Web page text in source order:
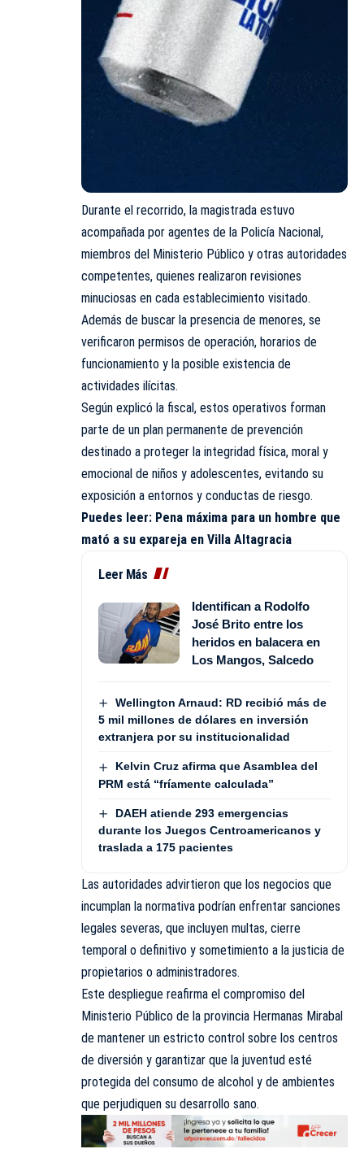
Durante el recorrido, la magistrada estuvo
acompañada por agentes de la Policía Nacional,
miembros del Ministerio Público y otras autoridades
competentes, quienes realizaron revisiones
minuciosas en cada establecimiento visitado.
Además de buscar la presencia de menores, se
verificaron permisos de operación, horarios de
funcionamiento y la posible existencia de
actividades ilícitas.
Según explicó la fiscal, estos operativos forman
parte de un plan permanente de prevención
destinado a proteger la integridad física, moral y
emocional de niños y adolescentes, evitando su
exposición a entornos y conductas de riesgo.
Puedes leer: Pena máxima para un hombre que
mató a su expareja en Villa Altagracia
Leer Más
Identifican a Rodolfo
José Brito entre los
heridos en balacera en
Los Mangos, Salcedo
Wellington Arnaud: RD recibió más de
5 mil millones de dólares en inversión
extranjera por su institucionalidad
Kelvin Cruz afirma que Asamblea del
PRM está “fríamente calculada”
DAEH atiende 293 emergencias
durante los Juegos Centroamericanos y
traslada a 175 pacientes
Las autoridades advirtieron que los negocios que
incumplan la normativa podrían enfrentar sanciones
legales severas, que incluyen multas, cierre
temporal o definitivo y sometimiento a la justicia de
propietarios o administradores.
Este despliegue reafirma el compromiso del
Ministerio Público de la provincia Hermanas Mirabal
de mantener un estricto control sobre los centros
de diversión y garantizar que la juventud esté
protegida del consumo de alcohol y de ambientes
que perjudiquen su desarrollo sano.